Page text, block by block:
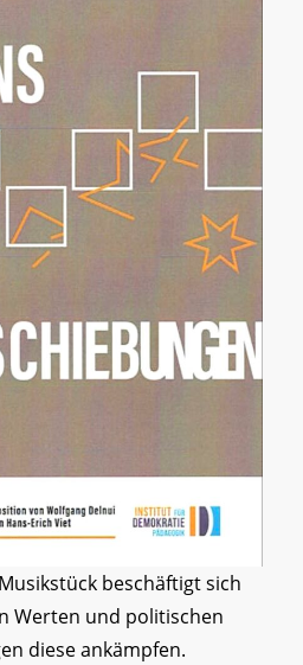
beschäftigt sich
Werten und politischen
diese ankämpfen.